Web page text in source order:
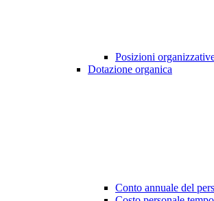
Posizioni
Dotazione organica
Conto annuale del